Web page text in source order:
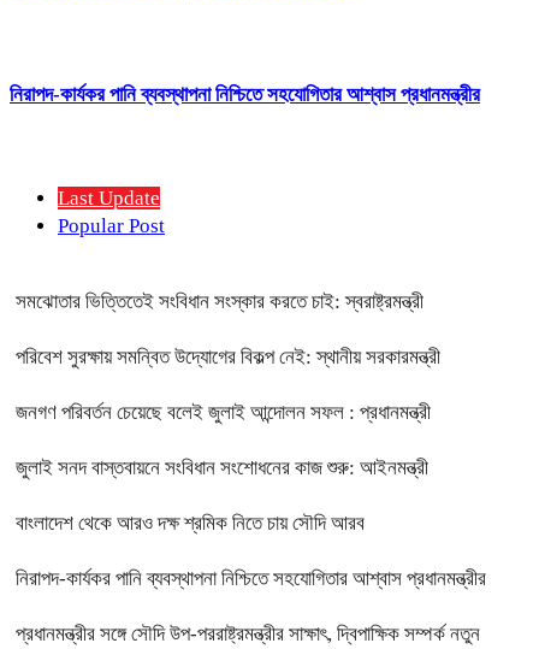
নিরাপদ-কার্যকর পানি ব্যবস্থাপনা নিশ্চিতে সহযোগিতার আশ্বাস প্রধানমন্ত্রীর
Last Update
Popular Post
সমঝোতার ভিত্তিতেই সংবিধান সংস্কার করতে চাই: স্বরাষ্ট্রমন্ত্রী
পরিবেশ সুরক্ষায় সমন্বিত উদ্যোগের বিকল্প নেই: স্থানীয় সরকারমন্ত্রী
জনগণ পরিবর্তন চেয়েছে বলেই জুলাই আন্দোলন সফল : প্রধানমন্ত্রী
জুলাই সনদ বাস্তবায়নে সংবিধান সংশোধনের কাজ শুরু: আইনমন্ত্রী
বাংলাদেশ থেকে আরও দক্ষ শ্রমিক নিতে চায় সৌদি আরব
নিরাপদ-কার্যকর পানি ব্যবস্থাপনা নিশ্চিতে সহযোগিতার আশ্বাস প্রধানমন্ত্রীর
প্রধানমন্ত্রীর সঙ্গে সৌদি উপ-পররাষ্ট্রমন্ত্রীর সাক্ষাৎ, দ্বিপাক্ষিক সম্পর্ক নতুন